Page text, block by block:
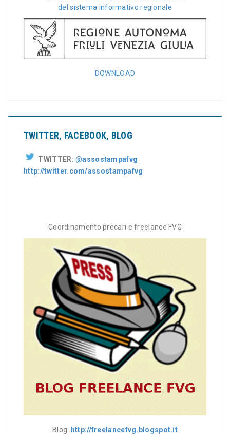
del sistema informativo regionale
DOWNLOAD
TWITTER, FACEBOOK, BLOG
TWITTER:@assostampafvg
http://twitter.com/assostampafvg
Coordinamento precari e freelance FVG
Blog: http://freelancefvg.blogspot.it